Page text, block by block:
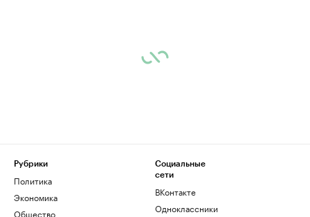
Рубрики
Политика
Экономика
Общество
Социальные
сети
ВКонтакте
Одноклассники